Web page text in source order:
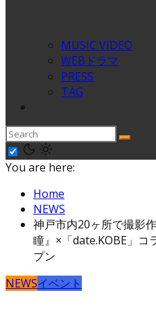
MUSIC VIDEO
WEBドラマ
PRESS
TAG
You are here:
Home
NEWS
神戸市内20ヶ所で撮影
瞳』×「date.KOBE」コ
プン
NEWSイベント